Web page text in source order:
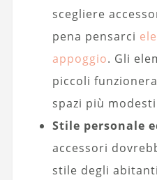
scegliere
pena pensarci
appoggio. Gli
piccoli
spazi più
Stile personale
accessori
stile degli